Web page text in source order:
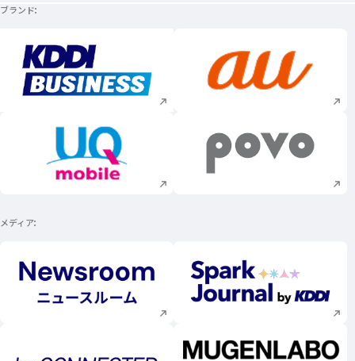
ブランド
新規ウィンドウで開く 新規ウィンドウで
新規ウィンドウで開く 新規ウィンドウで
メディア
新規ウィンドウで開く 新規ウィンドウで